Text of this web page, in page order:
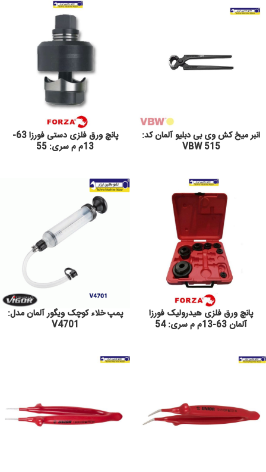
انبر میخ کش وی بی دبلیو آلمان کد:
VBW 515
پانچ ورق فلزی دستی فورزا 63-
13م م سری: 55
پانچ ورق فلزی هیدرولیک فورزا
آلمان 63-13م م سری: 54
پمپ خلاء کوچک ویگور آلمان مدل:
V4701